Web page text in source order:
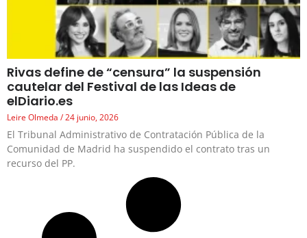
Rivas define de “censura” la suspensión
cautelar del Festival de las Ideas de
elDiario.es
Leire Olmeda 24 junio, 2026
El Tribunal Administrativo de Contratación Pública de la
Comunidad de Madrid ha suspendido el contrato tras un
recurso del PP.